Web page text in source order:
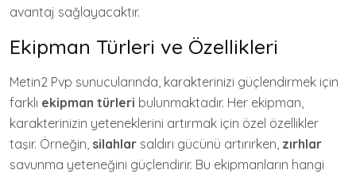
avantaj sağlayacaktır.
Ekipman Türleri ve Özellikleri
Metin2 Pvp sunucularında, karakterinizi güçlendirmek için
farklı ekipman türleri bulunmaktadır. Her ekipman,
karakterinizin yeteneklerini artırmak için özel özellikler
taşır. Örneğin, silahlar saldırı gücünü artırırken, zırhlar
savunma yeteneğini güçlendirir. Bu ekipmanların hangi